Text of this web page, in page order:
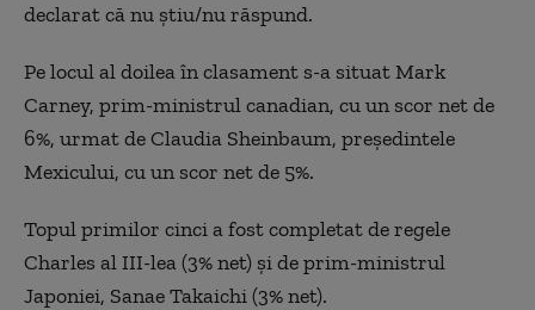
declarat că nu știu/nu răspund.
Pe locul al doilea în clasament s-a situat Mark
Carney, prim-ministrul canadian, cu un scor net de
6%, urmat de Claudia Sheinbaum, președintele
Mexicului, cu un scor net de 5%.
Topul primilor cinci a fost completat de regele
Charles al III-lea (3% net) și de prim-ministrul
Japoniei, Sanae Takaichi (3% net).